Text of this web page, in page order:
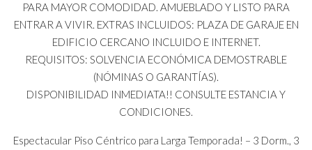
PARA MAYOR COMODIDAD. AMUEBLADO Y LISTO PARA
ENTRAR A VIVIR. EXTRAS INCLUIDOS: PLAZA DE GARAJE EN
EDIFICIO CERCANO INCLUIDO E INTERNET.
REQUISITOS: SOLVENCIA ECONÓMICA DEMOSTRABLE
(NÓMINAS O GARANTÍAS).
DISPONIBILIDAD INMEDIATA!! CONSULTE ESTANCIA Y
CONDICIONES.
Espectacular Piso Céntrico para Larga Temporada! – 3 Dorm., 3